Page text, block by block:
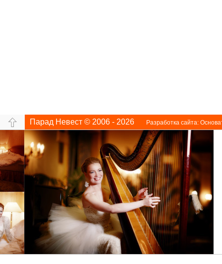
Парад Невест © 2006 - 2026 Разработка сайта: